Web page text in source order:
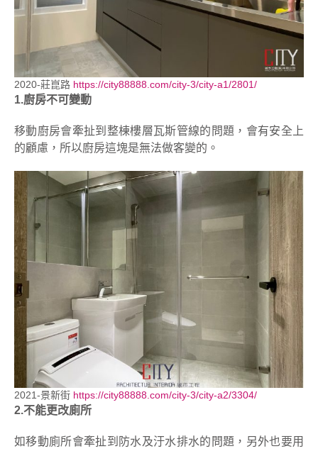
2020-莊崑路 https://city88888.com/city-3/city-a1/2801/
1.廚房不可變動
移動廚房會牽扯到整棟樓層瓦斯管線的問題，會有安全上
的顧慮，所以廚房這塊是無法做客變的。
2021-景新街 https://city88888.com/city-3/city-a2/3304/
2.不能更改廁所
如移動廁所會牽扯到防水及汙水排水的問題，另外也要用